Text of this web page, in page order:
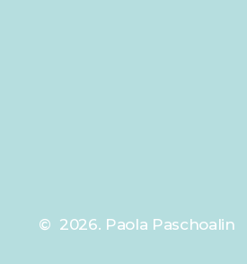
© 2026. Paola Paschoalin